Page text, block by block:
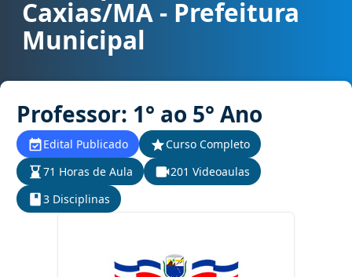
Caxias/MA - Prefeitura
Municipal
Professor: 1° ao 5° Ano
Edital Publicado
Curso Completo
71 Horas de Aula
201 Videoaulas
3 Disciplinas